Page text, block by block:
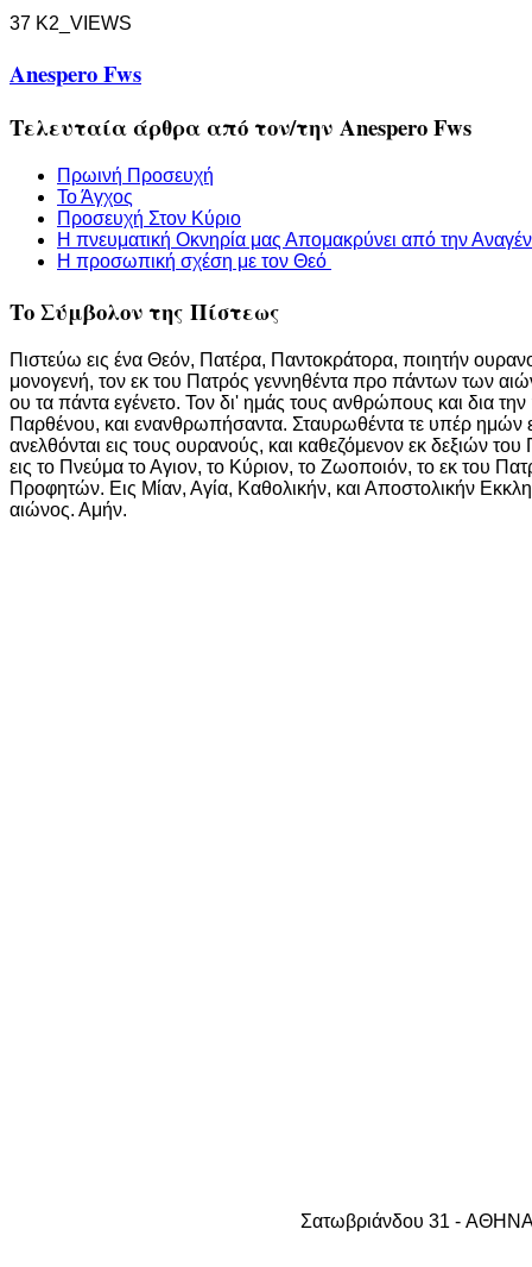
37 K2_VIEWS
Anespero Fws
Τελευταία άρθρα από τον/την Anespero Fws
Πρωινή Προσευχή
Το Άγχος
Προσευχή Στον Κύριο
Η πνευματική Οκνηρία μας Απομακρύνει από την
Η προσωπική σχέση με τον Θεό
Το Σύμβολον της Πίστεως
Πιστεύω εις ένα Θεόν, Πατέρα, Παντοκράτορα, ποιητήν
μονογενή, τον εκ του Πατρός γεννηθέντα προ πάντων των
ου τα πάντα εγένετο. Τον δι' ημάς τους ανθρώπους και δια
Παρθένου, και ενανθρωπήσαντα. Σταυρωθέντα τε υπέρ ημών
ανελθόνται εις τους ουρανούς, και καθεζόμενον εκ δεξιών
εις το Πνεύμα το Αγιον, το Κύριον, το Ζωοποιόν, το εκ του
Προφητών. Εις Μίαν, Αγία, Καθολικήν, και Αποστολικήν
αιώνος. Αμήν.
Σατωβριάνδου 31 - AΘHNA